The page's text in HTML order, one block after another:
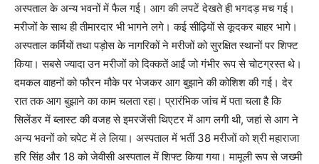
अस्पताल के अन्य भवनों में फैल गई। आग की लपटें देखते ही भगदड़ मच गई।
मरीजों के साथ ही तीमारदार भी भागने लगे। कई सीढ़ियों से कूदकर बाहर भागे।
अस्पताल कर्मियों तथा पड़ोस के नागरिकों ने मरीजों को सुरक्षित स्थानों पर शिफ्ट
किया। सबसे ज्यादा उन मरीजों को दिक्कतें आईं जो गंभीर रूप से चोटग्रस्त थे।
दमकल वाहनों को फौरन मौके पर भेजकर आग बुझाने की कोशिश की गई। देर
रात तक आग बुझाने का काम चलता रहा। प्रारंभिक जांच में पता चला है कि
सिलेंडर में ब्लास्ट की वजह से इमरजेंसी थिएटर में आग लगी थी, जहां से आग ने
अन्य भवनों को चपेट में ले लिया। अस्पताल में भर्ती 38 मरीजों को श्री महाराजा
हरि सिंह और 18 को जेवीसी अस्पताल में शिफ्ट किया गया। मामूली रूप से जख्मी